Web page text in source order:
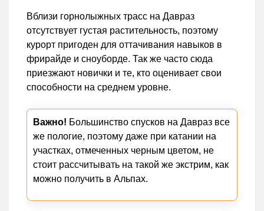
Вблизи горнолыжных трасс на Давраз
отсутствует густая растительность, поэтому
курорт пригоден для оттачивания навыков в
фрирайде и сноуборде. Так же часто сюда
приезжают новички и те, кто оценивает свои
способности на среднем уровне.
Важно! Большинство спусков на Давраз все
же пологие, поэтому даже при катании на
участках, отмеченных черным цветом, не
стоит рассчитывать на такой же экстрим, как
можно получить в Альпах.